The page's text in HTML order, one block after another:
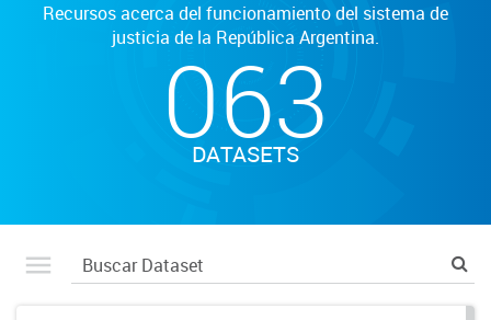
Recursos acerca del funcionamiento del sistema de
justicia de la República Argentina.
063
DATASETS